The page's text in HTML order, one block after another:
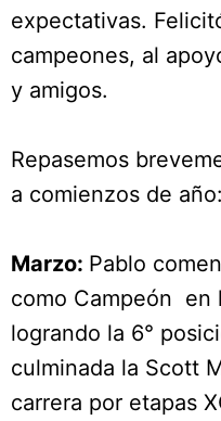
expectativas.
campeones, al
y amigos.
Repasemos
a comienzos de año:
Marzo: Pablo
como Campeón en
logrando la 6°
culminada la Scott
carrera por etapas